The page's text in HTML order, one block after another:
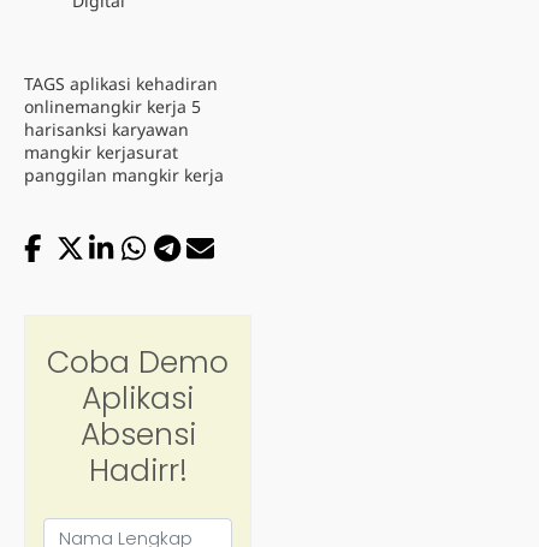
TAGS aplikasi kehadiran
onlinemangkir kerja 5
harisanksi karyawan
mangkir kerjasurat
panggilan mangkir kerja